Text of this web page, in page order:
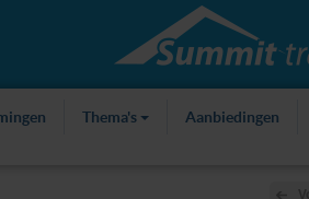
Thema's Aanbiedingen